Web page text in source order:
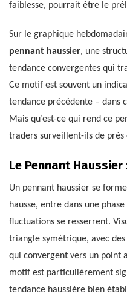
faiblesse, pourrait être le
Sur le graphique
pennant haussier, une
tendance convergentes qui
Ce motif est souvent un
tendance précédente – dans
Mais qu’est-ce qui rend ce
traders surveillent-ils de près
Le Pennant
Un pennant haussier se
hausse, entre dans une
fluctuations se resserrent.
triangle symétrique, avec
qui convergent vers un point
motif est particulièrement
tendance haussière bien